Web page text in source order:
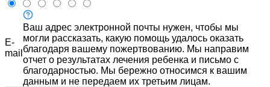
E-
mail
Ваш адрес электронной почты нужен, чтобы мы
могли рассказать, какую помощь удалось оказать
благодаря вашему пожертвованию. Мы направим
отчет о результатах лечения ребенка и письмо с
благодарностью. Мы бережно относимся к вашим
данным и не передаем их третьим лицам.